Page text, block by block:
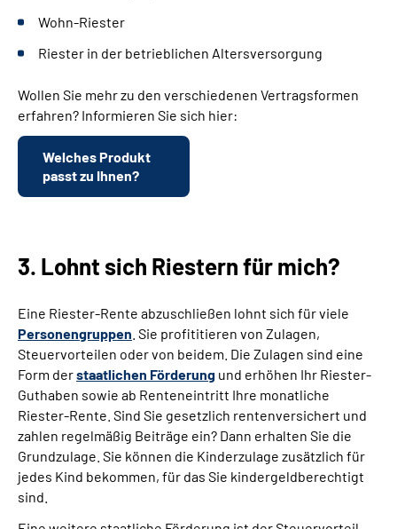
Wohn-Riester
Riester in der betrieblichen Altersversorgung
Wollen Sie mehr zu den verschiedenen Vertragsformen
erfahren? Informieren Sie sich hier:
Welches Produkt
passt zu Ihnen?
3. Lohnt sich Riestern für mich?
Eine Riester-Rente abzuschließen lohnt sich für viele
Personengruppen . Sie profititieren von Zulagen,
Steuervorteilen oder von beidem. Die Zulagen sind eine
Form derstaatlichen Förderung und erhöhen Ihr Riester-
Guthaben sowie ab Renteneintritt Ihre monatliche
Riester-Rente. Sind Sie gesetzlich rentenversichert und
zahlen regelmäßig Beiträge ein? Dann erhalten Sie die
Grundzulage. Sie können die Kinderzulage zusätzlich für
jedes Kind bekommen, für das Sie kindergeldberechtigt
sind.